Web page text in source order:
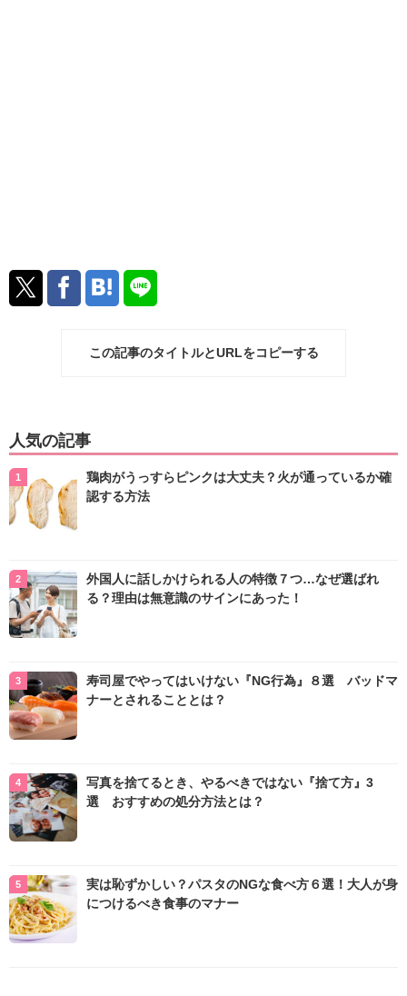
この記事のタイトルとURLをコピーする
人気の記事
鶏肉がうっすらピンクは大丈夫？火が通っているか確
認する方法
外国人に話しかけられる人の特徴７つ…なぜ選ばれ
る？理由は無意識のサインにあった！
寿司屋でやってはいけない『NG行為』８選 バッドマ
ナーとされることとは？
写真を捨てるとき、やるべきではない『捨て方』3
選 おすすめの処分方法とは？
実は恥ずかしい？パスタのNGな食べ方６選！大人が身
につけるべき食事のマナー